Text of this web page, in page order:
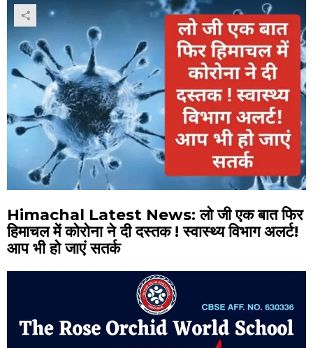
Himachal Latest News: लो जी एक बात फिर
हिमाचल में कोरोना ने दी दस्तक ! स्वास्थ्य विभाग अलर्ट!
आप भी हो जाएं सतर्क